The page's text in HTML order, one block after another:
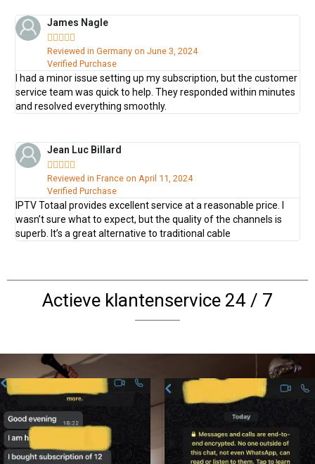
James Nagle
    
Reviewed in Germany on June 3, 2024
Verified Purchase
I had a minor issue setting up my subscription, but the customer
service team was quick to help. They responded within minutes
and resolved everything smoothly.
Jean Luc Billard
    
Reviewed in France on April 11, 2024
Verified Purchase
IPTV Totaal provides excellent service at a reasonable price. I
wasn’t sure what to expect, but the quality of the channels is
superb. It’s a great alternative to traditional cable
Actieve klantenservice 24 / 7